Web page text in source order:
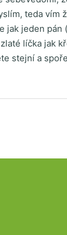
teda
jak jeden
líčka jak
stejní a